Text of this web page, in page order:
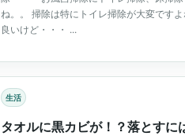
ね。。 掃除は特にトイレ掃除が大変です
良いけど・・・ ...
生活
タオルに黒カビが！？落とすに